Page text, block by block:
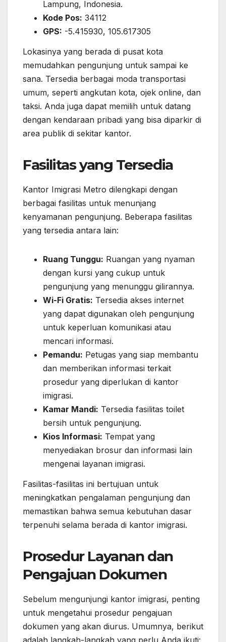
Lampung, Indonesia.
Kode Pos: 34112
GPS: -5.415930, 105.617305
Lokasinya yang berada di pusat kota
memudahkan pengunjung untuk sampai ke
sana. Tersedia berbagai moda transportasi
umum, seperti angkutan kota, ojek online, dan
taksi. Anda juga dapat memilih untuk datang
dengan kendaraan pribadi yang bisa diparkir di
area publik di sekitar kantor.
Fasilitas yang Tersedia
Kantor Imigrasi Metro dilengkapi dengan
berbagai fasilitas untuk menunjang
kenyamanan pengunjung. Beberapa fasilitas
yang tersedia antara lain:
Ruang Tunggu: Ruangan yang nyaman
dengan kursi yang cukup untuk
pengunjung yang menunggu gilirannya.
Wi-Fi Gratis: Tersedia akses internet
yang dapat digunakan oleh pengunjung
untuk keperluan komunikasi atau
mencari informasi.
Pemandu: Petugas yang siap membantu
dan memberikan informasi terkait
prosedur yang diperlukan di kantor
imigrasi.
Kamar Mandi: Tersedia fasilitas toilet
bersih untuk pengunjung.
Kios Informasi: Tempat yang
menyediakan brosur dan informasi lain
mengenai layanan imigrasi.
Fasilitas-fasilitas ini bertujuan untuk
meningkatkan pengalaman pengunjung dan
memastikan bahwa semua kebutuhan dasar
terpenuhi selama berada di kantor imigrasi.
Prosedur Layanan dan
Pengajuan Dokumen
Sebelum mengunjungi kantor imigrasi, penting
untuk mengetahui prosedur pengajuan
dokumen yang akan diurus. Umumnya, berikut
adalah langkah-langkah yang perlu Anda ikuti: